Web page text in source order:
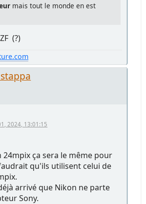
mais tout le monde en est
(?)
2024, 13:01:15
24mpix ça sera le même pour
qu'ils utilisent celui de
arrivé que Nikon ne parte
Sony.